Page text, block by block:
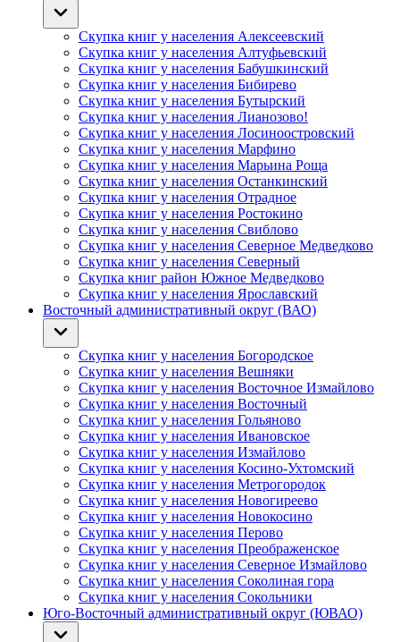
Скупка книг у населения Алексеевский
Скупка книг у населения Алтуфьевский
Скупка книг у населения Бабушкинский
Скупка книг у населения Бибирево
Скупка книг у населения Бутырский
Скупка книг у населения Лианозово!
Скупка книг у населения Лосиноостровский
Скупка книг у населения Марфино
Скупка книг у населения Марьина Роща
Скупка книг у населения Останкинский
Скупка книг у населения Отрадное
Скупка книг у населения Ростокино
Скупка книг у населения Свиблово
Скупка книг у населения Северное Медведково
Скупка книг у населения Северный
Скупка книг район Южное Медведково
Скупка книг у населения Ярославский
Восточный административный округ (ВАО)
Скупка книг у населения Богородское
Скупка книг у населения Вешняки
Скупка книг у населения Восточное Измайлово
Скупка книг у населения Восточный
Скупка книг у населения Гольяново
Скупка книг у населения Ивановское
Скупка книг у населения Измайлово
Скупка книг у населения Косино-Ухтомский
Скупка книг у населения Метрогородок
Скупка книг у населения Новогиреево
Скупка книг у населения Новокосино
Скупка книг у населения Перово
Скупка книг у населения Преображенское
Скупка книг у населения Северное Измайлово
Скупка книг у населения Соколиная гора
Скупка книг у населения Сокольники
Юго-Восточный административный округ (ЮВАО)